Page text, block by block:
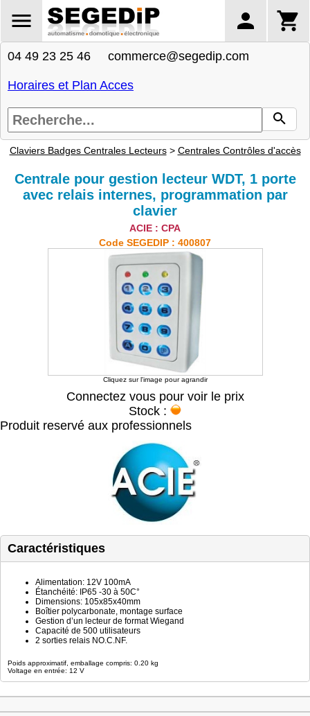
04 49 23 25 46 commerce@segedip.com
Horaires et Plan Acces
Claviers Badges Centrales Lecteurs> Centrales Contrôles d'accès
Centrale pour gestion lecteur WDT, 1 porte
avec relais internes, programmation par
clavier
ACIE : CPA
Code SEGEDIP : 400807
Cliquez sur l'image pour agrandir
Connectez vous pour voir le prix
Stock :
Produit reservé aux professionnels
Caractéristiques
Alimentation: 12V 100mA
Étanchéité: IP65 -30 à 50C°
Dimensions: 105x85x40mm
Boîtier polycarbonate, montage surface
Gestion d’un lecteur de format Wiegand
Capacité de 500 utilisateurs
2 sorties relais NO.C.NF.
Poids approximatif, emballage compris: 0.20 kg
Voltage en entrée: 12 V